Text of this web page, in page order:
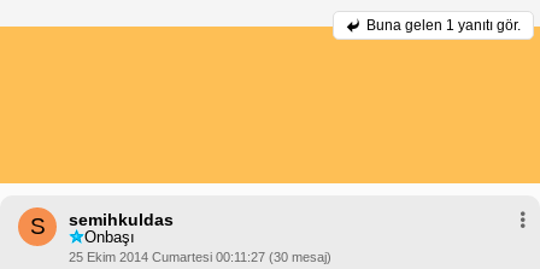
Buna gelen 1 yanıtı gör.
S semihkuldas
Onbaşı
25 Ekim 2014 Cumartesi 00:11:27 (30 mesaj)